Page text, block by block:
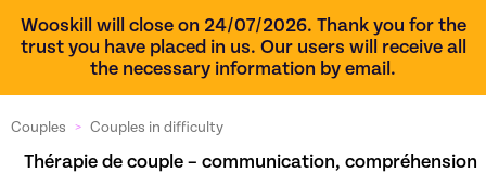
Wooskill will close on 24/07/2026. Thank you for the
trust you have placed in us. Our users will receive all
the necessary information by email.
Couples > Couples in difficulty
Thérapie de couple – communication, compréhension